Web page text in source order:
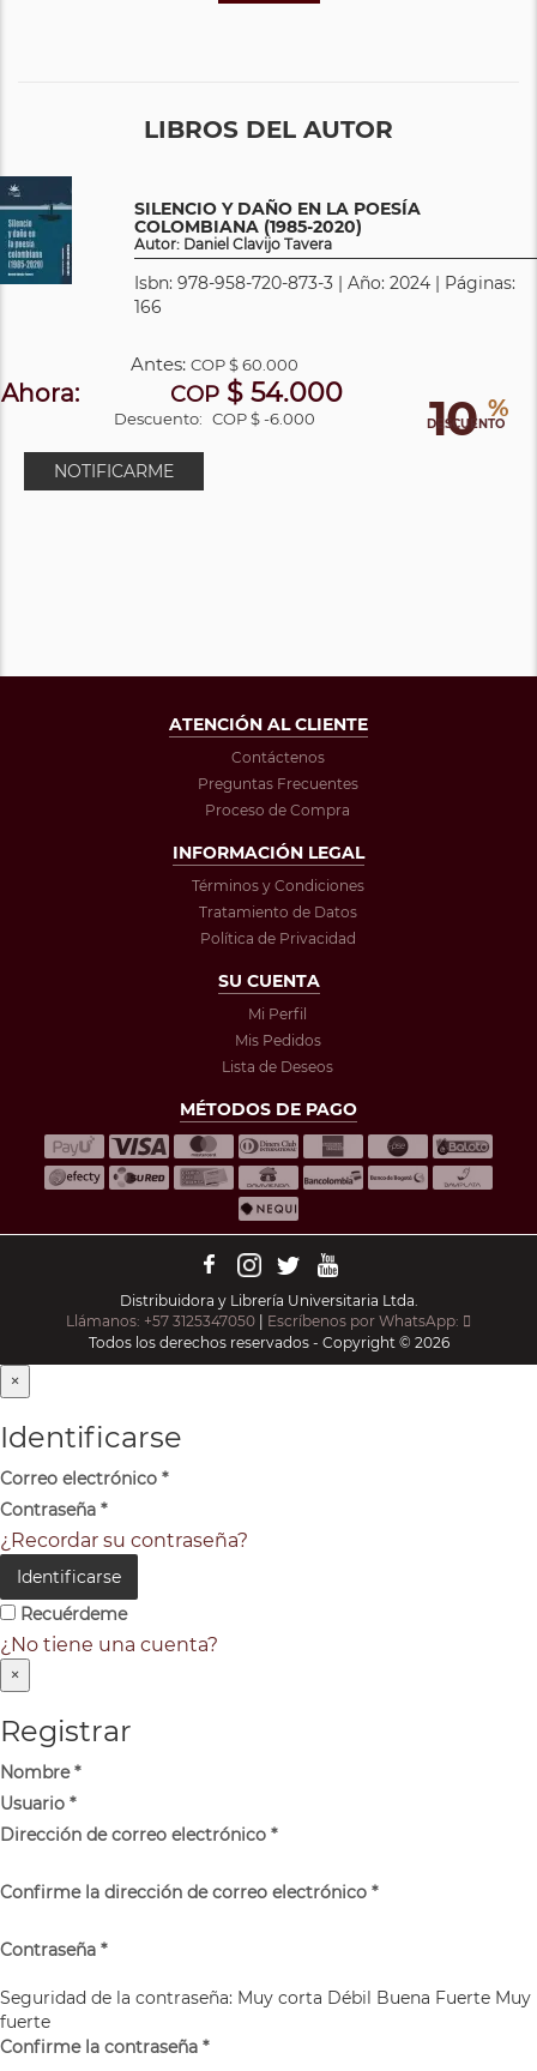
LIBROS DEL AUTOR
SILENCIO Y DAÑO EN LA POESÍA
COLOMBIANA (1985-2020)
Autor: Daniel Clavijo Tavera
Isbn: 978-958-720-873-3 | Año: 2024 | Páginas:
166
10 %
DESCUENTO
Antes:COP$ 60.000
Ahora: COP $ 54.000
Descuento: COP $ -6.000
NOTIFICARME
ATENCIÓN AL CLIENTE
Contáctenos
Preguntas Frecuentes
Proceso de Compra
INFORMACIÓN LEGAL
Términos y Condiciones
Tratamiento de Datos
Política de Privacidad
SU CUENTA
Mi Perfil
Mis Pedidos
Lista de Deseos
MÉTODOS DE PAGO
Distribuidora y Librería Universitaria Ltda.
Llámanos: +57 3125347050 | Escríbenos por WhatsApp:
Todos los derechos reservados - Copyright © 2026
×
Identificarse
Correo electrónico *
Contraseña *
¿Recordar su contraseña?
Identificarse
Recuérdeme
¿No tiene una cuenta?
×
Registrar
Nombre*
Usuario *
Dirección de correo electrónico *
Confirme la dirección de correo electrónico *
Contraseña *
Seguridad de la contraseña: Muy corta Débil Buena Fuerte Muy
fuerte
Confirme la contraseña *